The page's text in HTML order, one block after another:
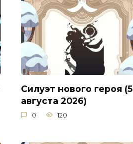
Силуэт нового героя (5
августа 2026)
0 120